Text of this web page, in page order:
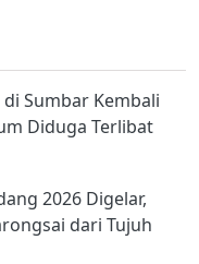
Sumbar Kembali
Diduga Terlibat
Sopir
2026 Digelar,
dari Tujuh